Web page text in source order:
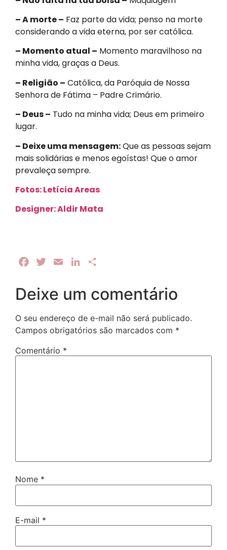
– A morte – Faz parte da vida; penso na morte
considerando a vida eterna, por ser católica.
– Momento atual – Momento maravilhoso na
minha vida, graças a Deus.
– Religião – Católica, da Paróquia de Nossa
Senhora de Fátima – Padre Crimário.
– Deus – Tudo na minha vida; Deus em primeiro
lugar.
– Deixe uma mensagem:Que as pessoas sejam
mais solidárias e menos egoístas! Que o amor
prevaleça sempre.
Fotos: Letícia Areas
Designer: Aldir Mata
FacebookTwitterEmail LinkedIn
Deixe um comentário
O seu endereço de e-mail não será publicado.
Campos obrigatórios são marcados com *
Comentário *
Nome *
E-mail *